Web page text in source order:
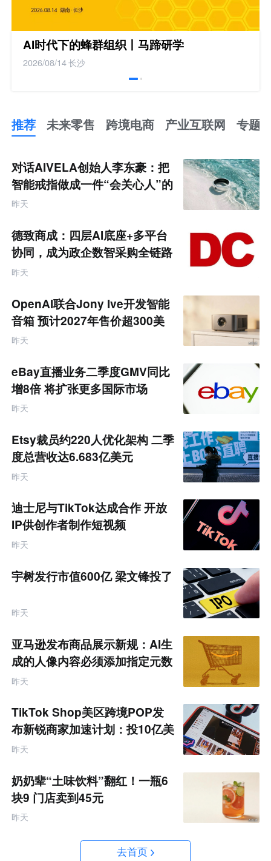
AI时代下的蜂群组织丨马蹄研学
2026/08/14长沙
推荐 未来零售 跨境电商 产业互联网 专题
来
零
售
跨
境
商
产
业
互
联
网
对话AIVELA创始人李东豪：把
智能戒指做成一件“会关心人”的
饰品
昨天
德致商成：四层AI底座+多平台
协同，成为政企数智采购全链路
服务商
昨天
OpenAI联合Jony Ive开发智能
音箱 预计2027年售价超300美
元
昨天
eBay直播业务二季度GMV同比
增8倍 将扩张更多国际市场
昨天
Etsy裁员约220人优化架构 二季
度总营收达6.683亿美元
昨天
迪士尼与TikTok达成合作 开放
IP供创作者制作短视频
昨天
宇树发行市值600亿 梁文锋投了
昨天
亚马逊发布商品展示新规：AI生
成的人像内容必须添加指定元数
据
昨天
TikTok Shop美区跨境POP发
布新锐商家加速计划：投10亿美
金资源帮扶四类商家
昨天
奶奶辈“土味饮料”翻红！一瓶6
块9 门店卖到45元
昨天
去首页